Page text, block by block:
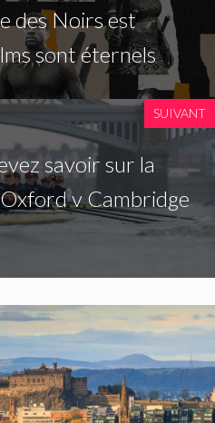
des Noirs est
sont éternels
SUIVANT
savoir sur la
v Cambridge